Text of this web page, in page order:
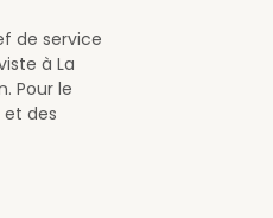
de service
à La
Pour le
des